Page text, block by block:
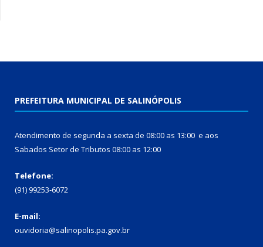
PREFEITURA MUNICIPAL DE SALINÓPOLIS
Atendimento de segunda a sexta de 08:00 as 13:00 e aos
Sabados Setor de Tributos 08:00 as 12:00
Telefone:
(91) 99253-6072
E-mail:
ouvidoria@salinopolis.pa.gov.br